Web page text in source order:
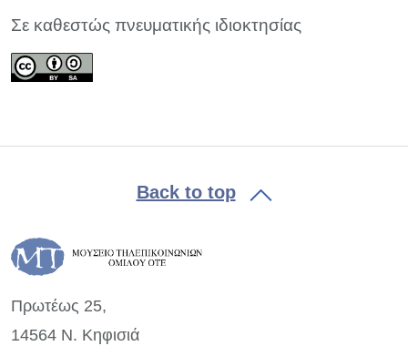
Σε καθεστώς πνευματικής ιδιοκτησίας
Back to top
Πρωτέως 25,
14564 Ν. Κηφισιά